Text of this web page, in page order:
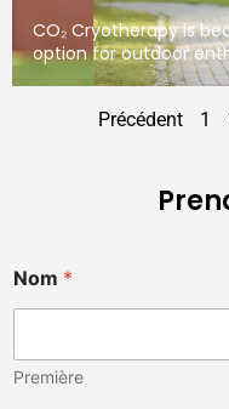
CO₂ Cryotherapy is
option for outdoor
Précédent 1
Nom *
Première